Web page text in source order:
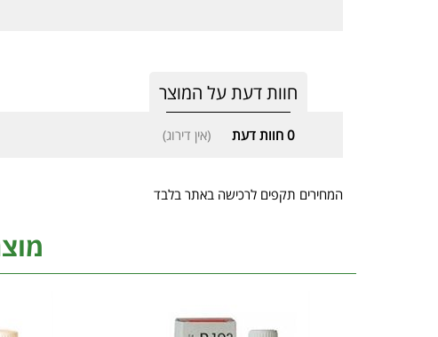
חוות דעת על המוצר
0 חוות דעת (אין דירוג)
המחירים תקפים לרכישה באתר בלבד